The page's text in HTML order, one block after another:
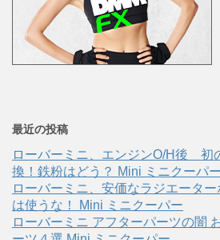
最近の投稿
ローバーミニ、エンジンO/H後 初
換！鉄粉はどう？ Mini ミニクーパー
ローバーミニ、安価なラジエータ
は使うな！ Mini ミニクーパー
ローバーミニ アフターパーツの闇